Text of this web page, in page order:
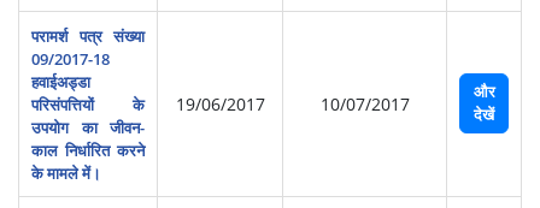
परामर्श पत्र संख्या
09/2017-18
हवाईअड्डा
परिसंपत्तियों के
उपयोग का जीवन-
काल निर्धारित करने
के मामले में।
19/06/2017 10/07/2017
और
देखें